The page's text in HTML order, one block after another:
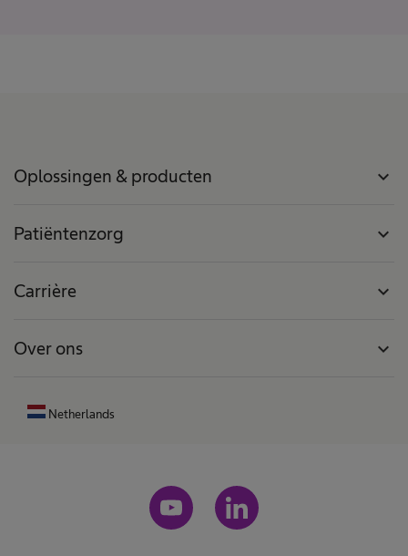
Oplossingen & producten expand_more
Patiëntenzorg expand_more
Carrière expand_more
Over ons expand_more
Netherlands